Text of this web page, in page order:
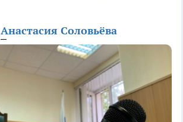
Анастасия Соловьёва